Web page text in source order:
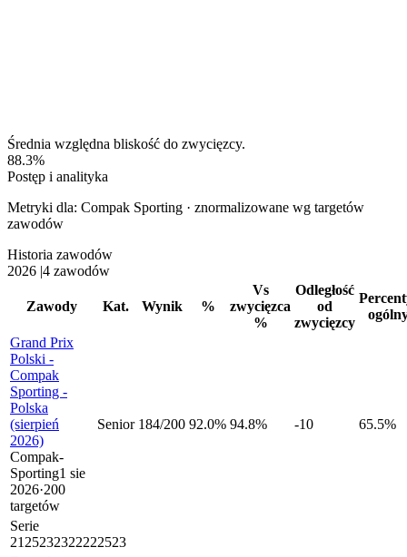
Średnia względna bliskość do zwycięzcy.
88.3%
Postęp i analityka
Metryki dla: Compak Sporting · znormalizowane wg targetów
zawodów
Historia zawodów
2026 |4 zawodów
Zawody Kat. Wynik %
Vs
zwycięzca
%
Odległość
od
zwycięzcy
Grand Prix
Polski -
Compak
Sporting -
Polska
(sierpień
2026)
Compak-
Sporting1 sie
2026·200
targetów
Senior 184/200 92.0% 94.8% -10 65.5%
Serie
21 25232322222523